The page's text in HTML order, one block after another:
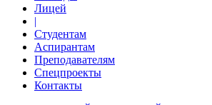
Лицей
|
Студентам
Аспирантам
Преподавателям
Спецпроекты
Контакты